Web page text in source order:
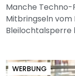
Manche Techno-
Mitbringseln vom
Bleilochtalsperre
WERBUNG